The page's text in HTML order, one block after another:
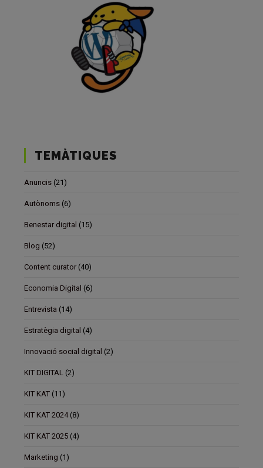
TEMÀTIQUES
Anuncis (21)
Autònoms (6)
Benestar digital (15)
Blog (52)
Content curator (40)
Economia Digital (6)
Entrevista (14)
Estratègia digital (4)
Innovació social digital (2)
KIT DIGITAL (2)
KIT KAT (11)
KIT KAT 2024 (8)
KIT KAT 2025 (4)
Marketing (1)